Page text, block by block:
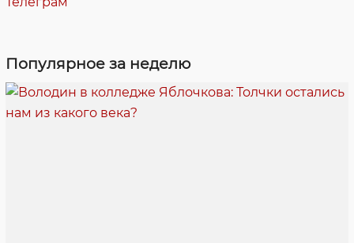
Популярное за неделю